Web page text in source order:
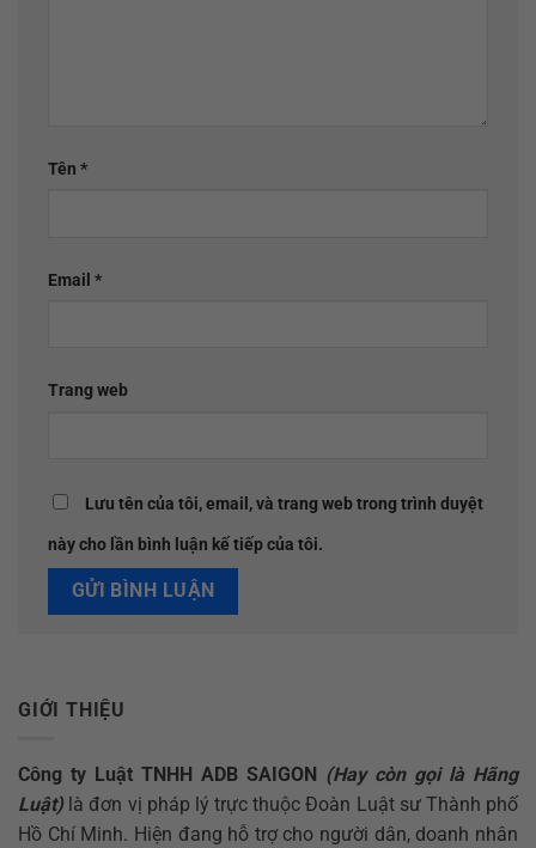
Tên *
Email *
Trang web
Lưu tên của tôi, email, và trang web trong trình duyệt
này cho lần bình luận kế tiếp của tôi.
GIỚI THIỆU
Công ty Luật TNHH ADB SAIGON (Hay còn gọi là Hãng
Luật) là đơn vị pháp lý trực thuộc Đoàn Luật sư Thành phố
Hồ Chí Minh. Hiện đang hỗ trợ cho người dân, doanh nhân